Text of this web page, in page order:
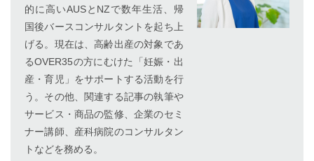
的に高いAUSとNZで数年生活、帰
国後バースコンサルタントを起ち上
げる。現在は、高齢出産の対象であ
るOVER35の方にむけた「妊娠・出
産・育児」をサポートする活動を行
う。その他、関連する記事の執筆や
サービス・商品の監修、企業のセミ
ナー講師、産科病院のコンサルタン
トなどを務める。